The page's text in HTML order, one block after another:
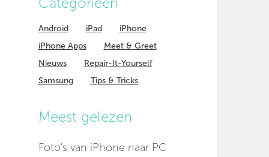
Android iPad
iPhone
iPhone Apps
Meet & Greet
Nieuws
Repair-It-Yourself
Samsung
Tips & Tricks
Meest gelezen
Foto's van iPhone naar PC